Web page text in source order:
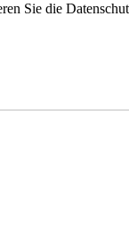
Sie die